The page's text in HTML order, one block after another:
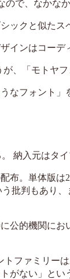
ので、なかな
ックと似たス
インはコーデ
、「モトヤ
フォント
納入元はタ
布。単体版
批判もあり
公的機関に
ファミリー
がない」と